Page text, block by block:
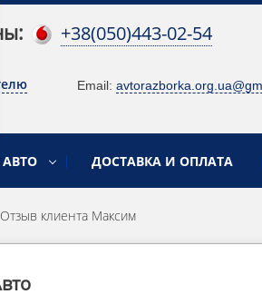
+38(050)443-02-54
Email:
ДОСТАВКА И ОПЛАТА
Отзыв клиента Максим